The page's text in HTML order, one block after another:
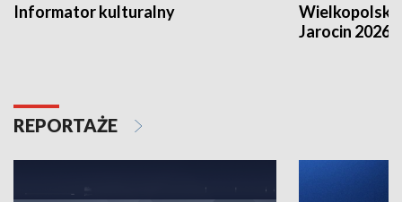
Informator kulturalny
Jarocin 2026
REPORTAŻE